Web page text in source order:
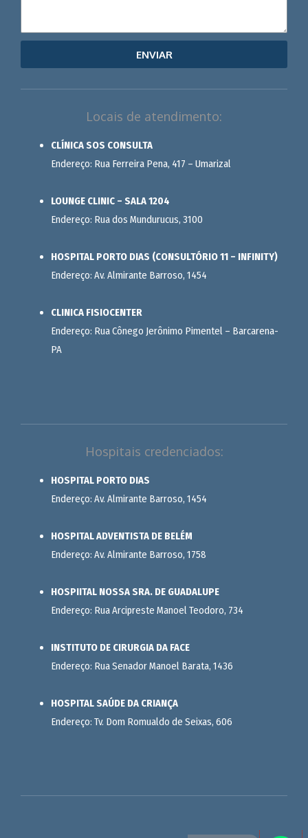
ENVIAR
Locais de atendimento:
CLÍNICA SOS CONSULTA
Endereço: Rua Ferreira Pena, 417 – Umarizal
LOUNGE CLINIC – SALA 1204
Endereço: Rua dos Mundurucus, 3100
HOSPITAL PORTO DIAS (CONSULTÓRIO 11 – INFINITY)
Endereço: Av. Almirante Barroso, 1454
CLINICA FISIOCENTER
Endereço: Rua Cônego Jerônimo Pimentel – Barcarena-
PA
Hospitais credenciados:
HOSPITAL PORTO DIAS
Endereço: Av. Almirante Barroso, 1454
HOSPITAL ADVENTISTA DE BELÉM
Endereço: Av. Almirante Barroso, 1758
HOSPIITAL NOSSA SRA. DE GUADALUPE
Endereço: Rua Arcipreste Manoel Teodoro, 734
INSTITUTO DE CIRURGIA DA FACE
Endereço: Rua Senador Manoel Barata, 1436
HOSPITAL SAÚDE DA CRIANÇA
Endereço: Tv. Dom Romualdo de Seixas, 606